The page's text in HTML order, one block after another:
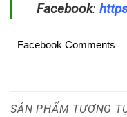
Facebook:
Facebook Comments
SẢN PHẨM TƯƠNG